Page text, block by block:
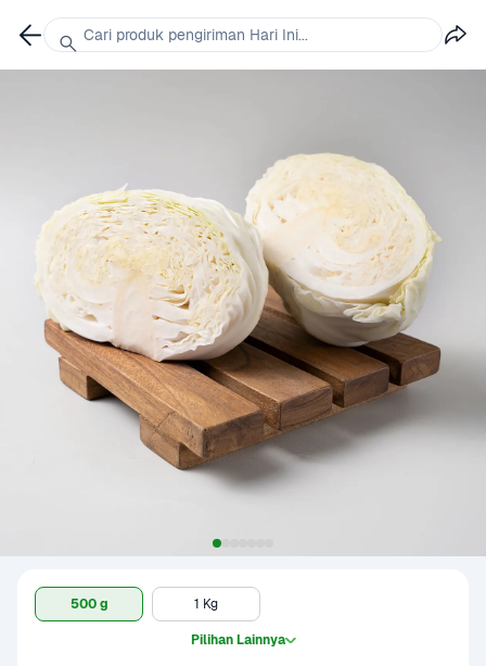
500 g 1 Kg
Pilihan Lainnya
Cari produk pengiriman Hari Ini...